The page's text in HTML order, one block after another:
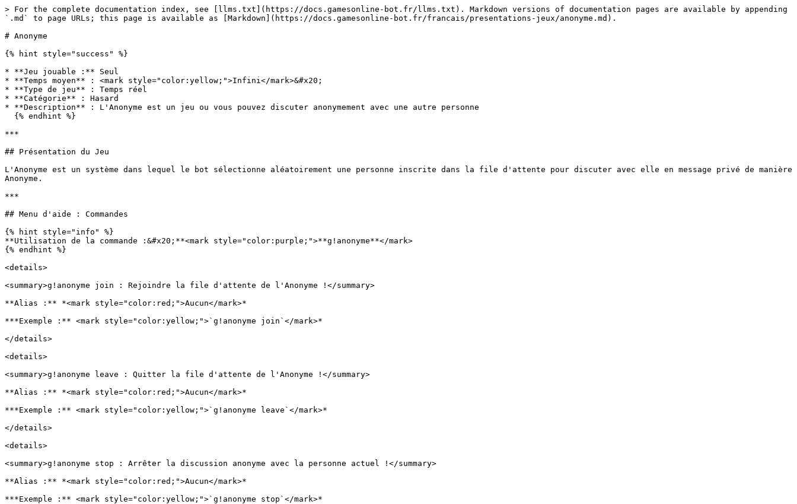
> For the complete documentation index, see [llms.txt](https://docs.gamesonline-bot.fr/llms.txt). Markdown versions of documentation pages are available by appending
`.md` to page URLs; this page is available as [Markdown](https://docs.gamesonline-bot.fr/francais/presentations-jeux/anonyme.md).
# Anonyme
{% hint style="success" %}
* **Jeu jouable :** Seul
* **Temps moyen** : <mark style="color:yellow;">Infini</mark>&#x20;
* **Type de jeu** : Temps réel
* **Catégorie** : Hasard
* **Description** : L'Anonyme est un jeu ou vous pouvez discuter anonymement avec une autre personne
***
## Présentation du Jeu
L'Anonyme est un système dans lequel le bot sélectionne aléatoirement une personne inscrite dans la file d'attente pour discuter avec elle en message privé de manière
Anonyme.
***
## Menu d'aide : Commandes
{% hint style="info" %}
**Utilisation de la commande :&#x20;**<mark style="color:purple;">**g!anonyme**</mark>
{% endhint %}
<details>
<summary>g!anonyme join : Rejoindre la file d'attente de l'Anonyme !</summary>
**Alias :** *<mark style="color:red;">Aucun</mark>*
***Exemple :** <mark style="color:yellow;">`g!anonyme join`</mark>*
</details>
<details>
<summary>g!anonyme leave : Quitter la file d'attente de l'Anonyme !</summary>
**Alias :** *<mark style="color:red;">Aucun</mark>*
***Exemple :** <mark style="color:yellow;">`g!anonyme leave`</mark>*
</details>
<details>
<summary>g!anonyme stop : Arrêter la discussion anonyme avec la personne actuel !</summary>
**Alias :** *<mark style="color:red;">Aucun</mark>*
***Exemple :** <mark style="color:yellow;">`g!anonyme stop`</mark>*